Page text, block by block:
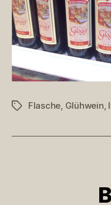
Schlagwörter
Flasche, Glühwein,